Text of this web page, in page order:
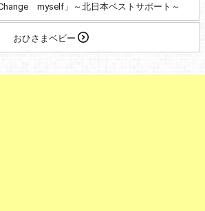
myself」～北日本ベストサポート～
おひさまベビー